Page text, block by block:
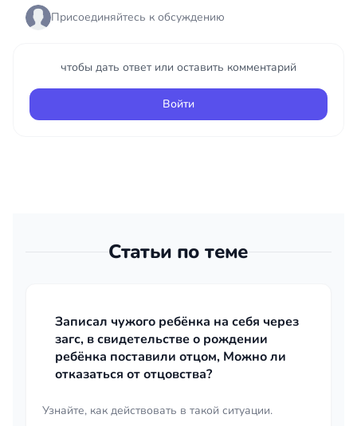
Присоединяйтесь к обсуждению
чтобы дать ответ или оставить комментарий
Войти
Статьи по теме
Записал чужого ребёнка на себя через
загс, в свидетельстве о рождении
ребёнка поставили отцом, Можно ли
отказаться от отцовства?
Узнайте, как действовать в такой ситуации.